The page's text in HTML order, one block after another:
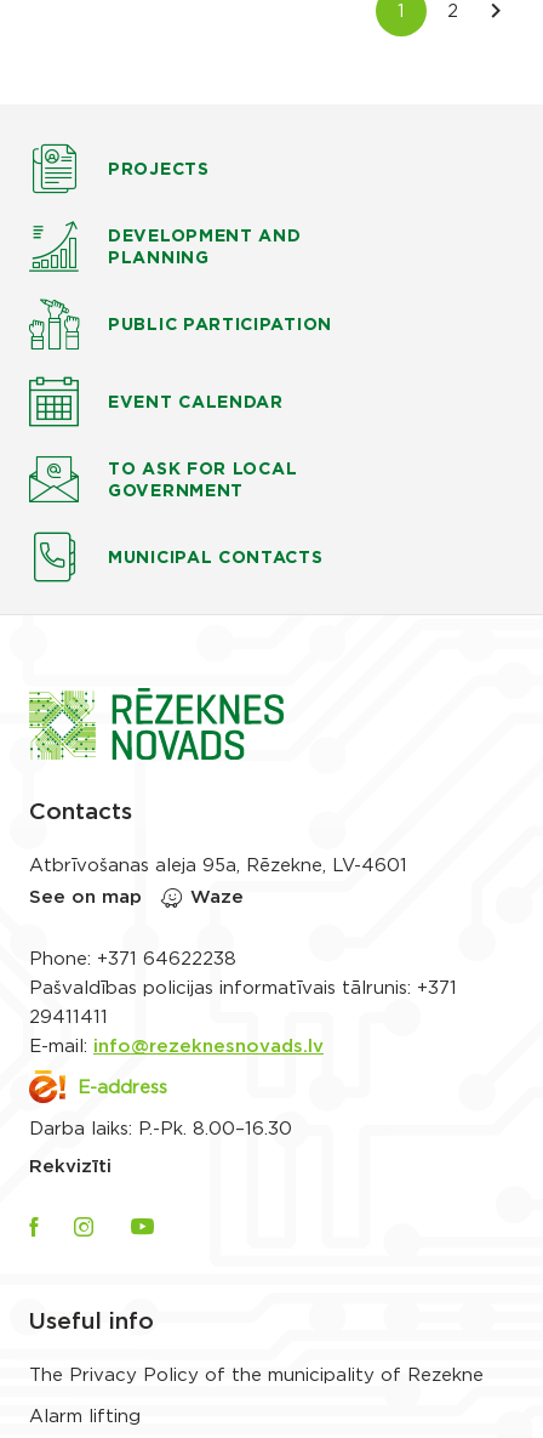
PROJECTS
DEVELOPMENT AND
PLANNING
PUBLIC PARTICIPATION
EVENT CALENDAR
TO ASK FOR LOCAL
GOVERNMENT
MUNICIPAL CONTACTS
Contacts
Atbrīvošanas aleja 95a, Rēzekne, LV-4601
See on map
Waze
Phone: +371 64622238
Pašvaldības policijas informatīvais tālrunis: +371
29411411
E-mail: info@rezeknesnovads.lv
E-address
Darba laiks: P.-Pk. 8.00–16.30
Rekvizīti
Useful info
The Privacy Policy of the municipality of Rezekne
Alarm lifting